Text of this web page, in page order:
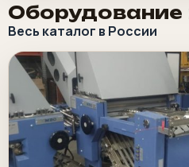
Оборудование
Весь каталог в России